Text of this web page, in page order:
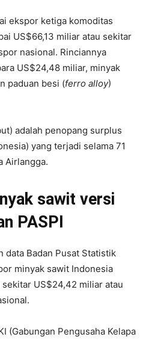
ekspor ketiga komoditas
US$66,13 miliar atau sekitar
nasional. Rinciannya
US$24,48 miliar, minyak
paduan besi (ferro alloy)
adalah penopang surplus
yang terjadi selama 71
Airlangga.
sawit versi
PASPI
data Badan Pusat Statistik
minyak sawit Indonesia
US$24,42 miliar atau
(Gabungan Pengusaha Kelapa